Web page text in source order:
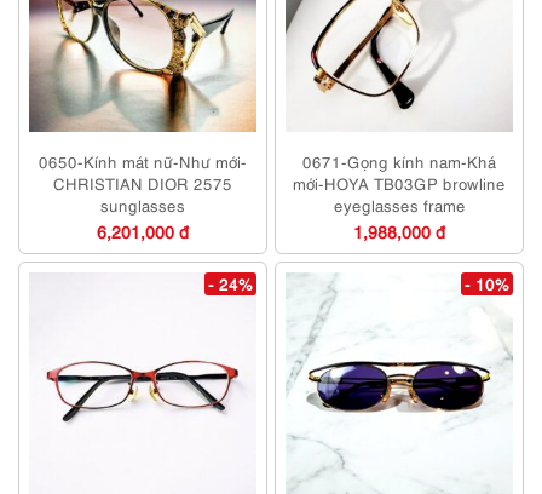
0650-Kính mát nữ-Như mới-
CHRISTIAN DIOR 2575
sunglasses
6,201,000 đ
0671-Gọng kính nam-Khá
mới-HOYA TB03GP browline
eyeglasses frame
1,988,000 đ
- 24% - 10%